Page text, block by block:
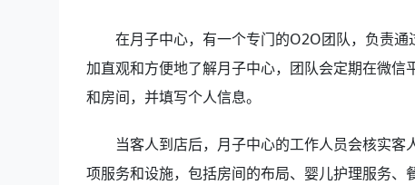
在月子中心，有一个专门的O2O团队，负责
加直观和方便地了解月子中心，团队会定期在微
和房间，并填写个人信息。
当客人到店后，月子中心的工作人员会核实
项服务和设施，包括房间的布局、婴儿护理服务